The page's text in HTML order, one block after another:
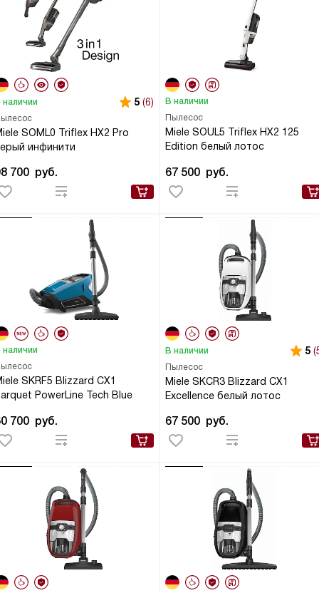
SOML0 Triflex HX2 Pro
инфинити
наличии 5 (6)
700 руб.
Пылесос
Miele SOUL5 Triflex HX2 125
Edition белый лотос
В наличии
67 500 руб.
SKRF5 Blizzard CX1
PowerLine Tech Blue
наличии
700 руб.
Пылесос
Miele SKCR3 Blizzard CX1
Excellence белый лотос
В наличии 5
67 500 руб.